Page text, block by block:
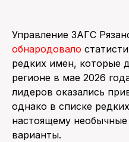
Управление ЗАГС
обнародовало
редких имен, которые
регионе в мае 2026
лидеров оказались
однако в списке
настоящему
варианты.